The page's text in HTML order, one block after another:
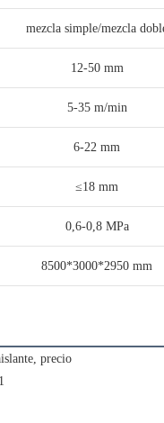
mezcla simple/mezcla
12-50 mm
5-35 m/min
6-22 mm
≤18 mm
0,6-0,8 MPa
8500*3000*2950 mm